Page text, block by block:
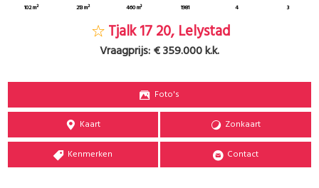
102 m² 213 m² 460 m³ 1981 4 3
Tjalk 17 20, Lelystad
Vraagprijs:€ 359.000 k.k.
Foto's
Kaart Zonkaart
Kenmerken Contact